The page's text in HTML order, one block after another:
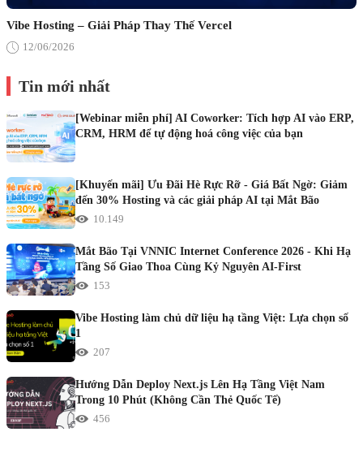
Vibe Hosting – Giải Pháp Thay Thế Vercel
12/06/2026
Tin mới nhất
[Webinar miễn phí] AI Coworker: Tích hợp AI vào ERP,
CRM, HRM để tự động hoá công việc của bạn
[Khuyến mãi] Ưu Đãi Hè Rực Rỡ - Giá Bất Ngờ: Giảm
đến 30% Hosting và các giải pháp AI tại Mắt Bão
10.149
Mắt Bão Tại VNNIC Internet Conference 2026 - Khi Hạ
Tầng Số Giao Thoa Cùng Kỷ Nguyên AI-First
153
Vibe Hosting làm chủ dữ liệu hạ tầng Việt: Lựa chọn số
1
207
Hướng Dẫn Deploy Next.js Lên Hạ Tầng Việt Nam
Trong 10 Phút (Không Cần Thẻ Quốc Tế)
456